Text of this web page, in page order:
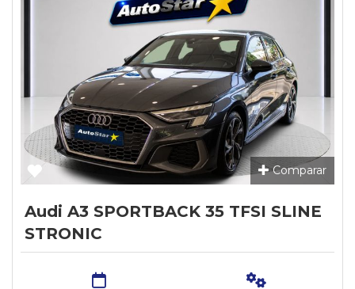
Comparar
Audi A3 SPORTBACK 35 TFSI SLINE
STRONIC